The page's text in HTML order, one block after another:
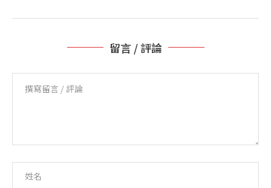
留言 / 評論